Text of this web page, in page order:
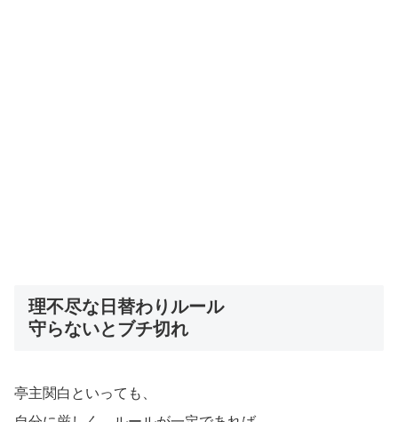
理不尽な日替わりルール
守らないとブチ切れ
亭主関白といっても、